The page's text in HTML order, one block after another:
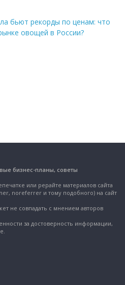
бьют рекорды по ценам: что
овощей в России?
бизнес-планы, советы
или рерайте материалов сайта
noreferrer и тому подобного) на сайт
не совпадать с мнением авторов
за достоверность информации,